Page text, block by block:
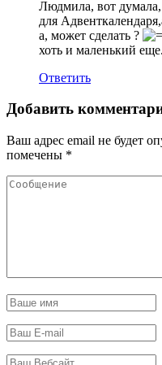
Людмила, вот
для
а, может сделать ?
хоть и маленький
Ответить
Добавить
Ваш адрес email не будет
помечены *